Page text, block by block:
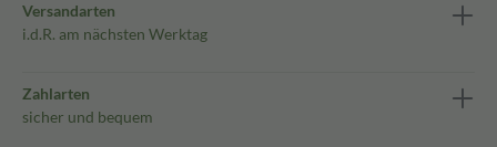
Versandarten
i.d.R. am nächsten Werktag
Zahlarten
sicher und bequem